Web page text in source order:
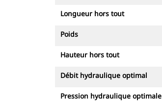
Longueur hors tout
Poids
Hauteur hors tout
Débit hydraulique optimal
Pression hydraulique optimale